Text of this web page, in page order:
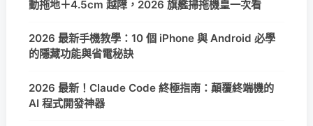
動拖地＋4.5cm 越障，2026 旗艦掃拖機皇一次看
2026 最新手機教學：10 個 iPhone 與 Android 必學
的隱藏功能與省電秘訣
2026 最新！Claude Code 終極指南：顛覆終端機的
AI 程式開發神器